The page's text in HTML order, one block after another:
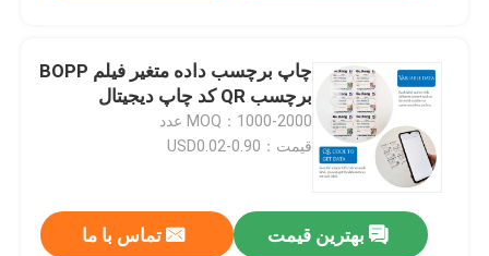
چاپ برچسب داده متغیر فیلم BOPP
برچسب QR کد چاپ دیجیتال
MOQ：1000-2000 عدد
قیمت：USD0.02-0.90
بهترین قیمت تماس با ما